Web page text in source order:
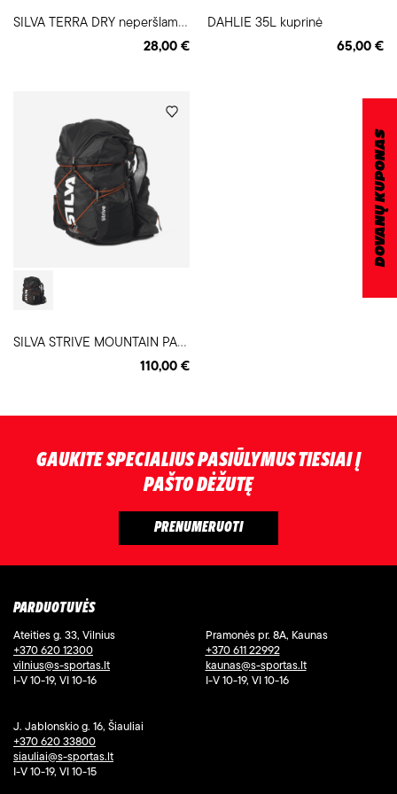
S
ILVA TERRA DRY neperšlampamas krepšys
28,00 €
DAHLIE 35L kuprinė
65,00 €
S
ILVA STRIVE MOUNTAIN PACK 23+3 kuprinė
110,00 €
GAUKITE SPECIALIUS PASIŪLYMUS TIESIAI Į
PAŠTO DĖŽUTĘ
DOVANŲ KUPONAS
PARDUOTUVĖS
Ateities g. 33, Vilnius
+370 620 12300
vilnius@s-sportas.lt
I-V 10-19, VI 10-16
Pramonės pr. 8A, Kaunas
+370 611 22992
kaunas@s-sportas.lt
I-V 10-19, VI 10-16
J. Jablonskio g. 16, Šiauliai
+370 620 33800
siauliai@s-sportas.lt
I-V 10-19, VI 10-15